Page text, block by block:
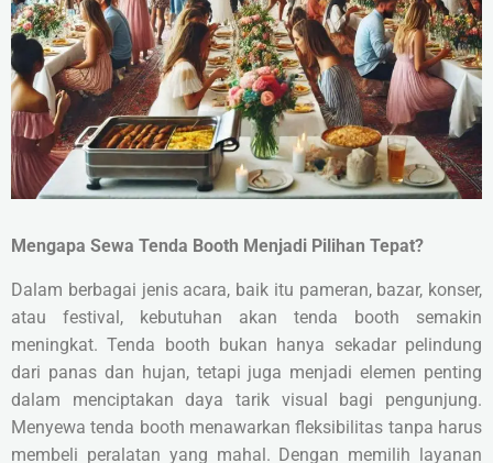
Mengapa Sewa Tenda Booth Menjadi Pilihan Tepat?
Dalam berbagai jenis acara, baik itu pameran, bazar, konser,
atau festival, kebutuhan akan tenda booth semakin
meningkat. Tenda booth bukan hanya sekadar pelindung
dari panas dan hujan, tetapi juga menjadi elemen penting
dalam menciptakan daya tarik visual bagi pengunjung.
Menyewa tenda booth menawarkan fleksibilitas tanpa harus
membeli peralatan yang mahal. Dengan memilih layanan